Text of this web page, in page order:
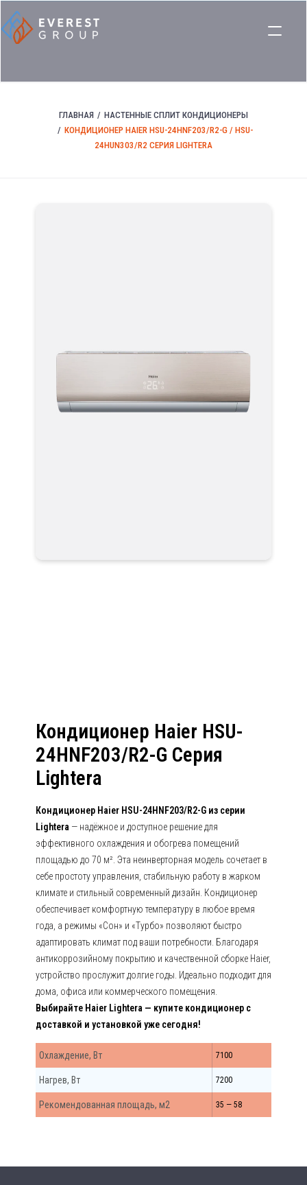
ГЛАВНАЯ
НАСТЕННЫЕ СПЛИТ КОНДИЦИОНЕРЫ
КОНДИЦИОНЕР HAIER HSU-24HNF203/R2-G / HSU-
24HUN303/R2 СЕРИЯ LIGHTERA
Кондиционер Haier HSU-
24HNF203/R2-G Серия
Lightera
Кондиционер Haier HSU-24HNF203/R2-G из серии
Lightera — надёжное и доступное решение для
эффективного охлаждения и обогрева помещений
площадью до 70 м². Эта неинверторная модель сочетает в
себе простоту управления, стабильную работу в жарком
климате и стильный современный дизайн. Кондиционер
обеспечивает комфортную температуру в любое время
года, а режимы «Сон» и «Турбо» позволяют быстро
адаптировать климат под ваши потребности. Благодаря
антикоррозийному покрытию и качественной сборке Haier,
устройство прослужит долгие годы. Идеально подходит для
дома, офиса или коммерческого помещения.
Выбирайте Haier Lightera — купите кондиционер с
доставкой и установкой уже сегодня!
Охлаждение, Вт 7100
Нагрев, Вт 7200
Рекомендованная площадь, м2 35 — 58